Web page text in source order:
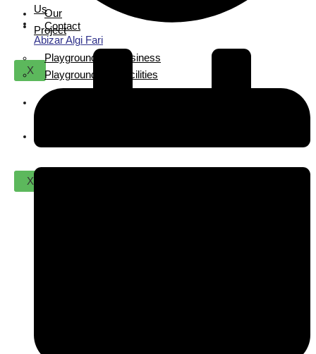
Us
Contact
X
Our
Project
Playground For Business
Playground For Facilities
Us
X
Abizar Algi Fari